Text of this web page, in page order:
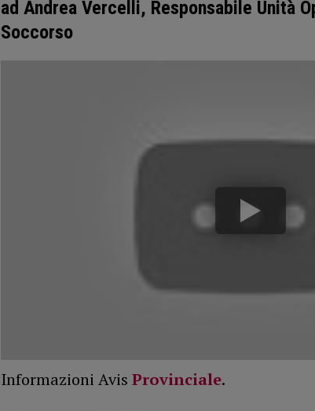
ad Andrea Vercelli, Responsabile Unità
Soccorso
Informazioni Avis Provinciale.